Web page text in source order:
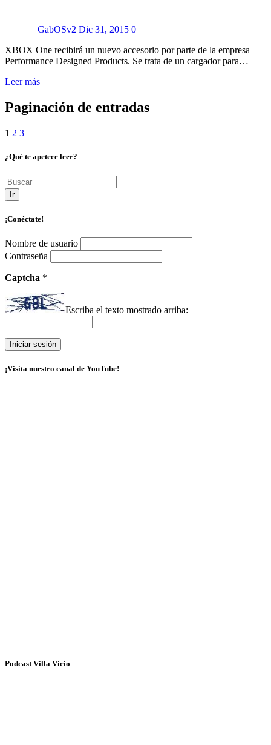
GabOSv2 Dic 31, 2015 0
XBOX One recibirá un nuevo accesorio por parte de la empresa
Performance Designed Products. Se trata de un cargador para…
Leer más
Paginación de entradas
1 2 3
¿Qué te apetece leer?
Ir
¡Conéctate!
Nombre de usuario
Contraseña
Captcha *
Escriba el texto mostrado arriba:
¡Visita nuestro canal de YouTube!
Podcast Villa Vicio